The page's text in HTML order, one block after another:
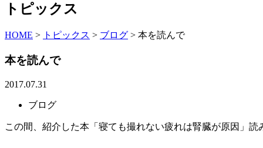
トピックス
HOME > トピックス > ブログ > 本を読んで
本を読んで
2017.07.31
ブログ
この間、紹介した本「寝ても撮れない疲れは腎臓が原因」読